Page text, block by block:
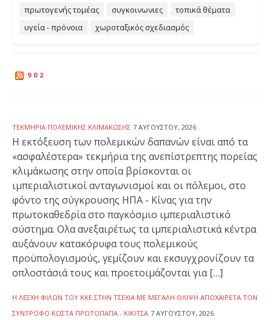
πρωτογενής τομέας συγκοινωνιες
τοπικά θέματα
υγεία - πρόνοια
χωροταξικός σχεδιασμός
902
ΤΕΚΜΉΡΙΑ ΠΟΛΕΜΙΚΉΣ ΚΛΙΜΆΚΩΣΗΣ 7 ΑΥΓΟΎΣΤΟΥ, 2026
Η εκτόξευση των πολεμικών δαπανών είναι από τα
«ασφαλέστερα» τεκμήρια της ανεπίστρεπτης πορείας
κλιμάκωσης στην οποία βρίσκονται οι
ιμπεριαλιστικοί ανταγωνισμοί και οι πόλεμοι, στο
φόντο της σύγκρουσης ΗΠΑ - Κίνας για την
πρωτοκαθεδρία στο παγκόσμιο ιμπεριαλιστικό
σύστημα. Ολα ανεξαιρέτως τα ιμπεριαλιστικά κέντρα
αυξάνουν κατακόρυφα τους πολεμικούς
προϋπολογισμούς, γεμίζουν και εκσυγχρονίζουν τα
οπλοστάσιά τους και προετοιμάζονται για […]
Η ΛΈΣΧΗ ΦΊΛΩΝ ΤΟΥ ΚΚΕ ΣΤΗΝ ΤΣΕΧΊΑ ΜΕ ΜΕΓΆΛΗ ΘΛΊΨΗ ΑΠΟΧΑΙΡΕΤΆ ΤΟΝ
ΣΎΝΤΡΟΦΟ ΚΏΣΤΑ ΠΡΩΤΌΠΑΠΑ - ΚΙΚΊΤΣΑ 7 ΑΥΓΟΎΣΤΟΥ, 2026